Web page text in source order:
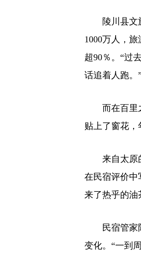
陵川县文
1000万人，
超90％。“过
话追着人跑。”
而在百里
贴上了窗花，
来自太原
在民宿评价中
来了热乎的油
民宿管
变化。“一到